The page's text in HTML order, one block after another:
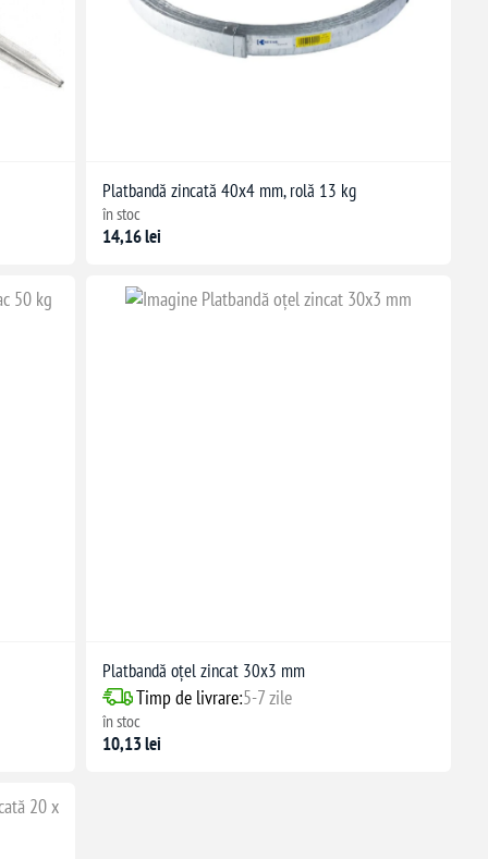
Platbandă zincată 40x4 mm, rolă 13 kg
în stoc
14,16 lei
Platbandă oțel zincat 30x3 mm
Timp de livrare:5-7 zile
în stoc
10,13 lei